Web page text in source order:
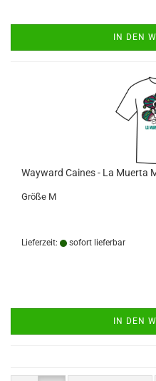
IN DEN
Wayward Caines - La Muerta
Größe M
Lieferzeit: sofort lieferbar
IN DEN